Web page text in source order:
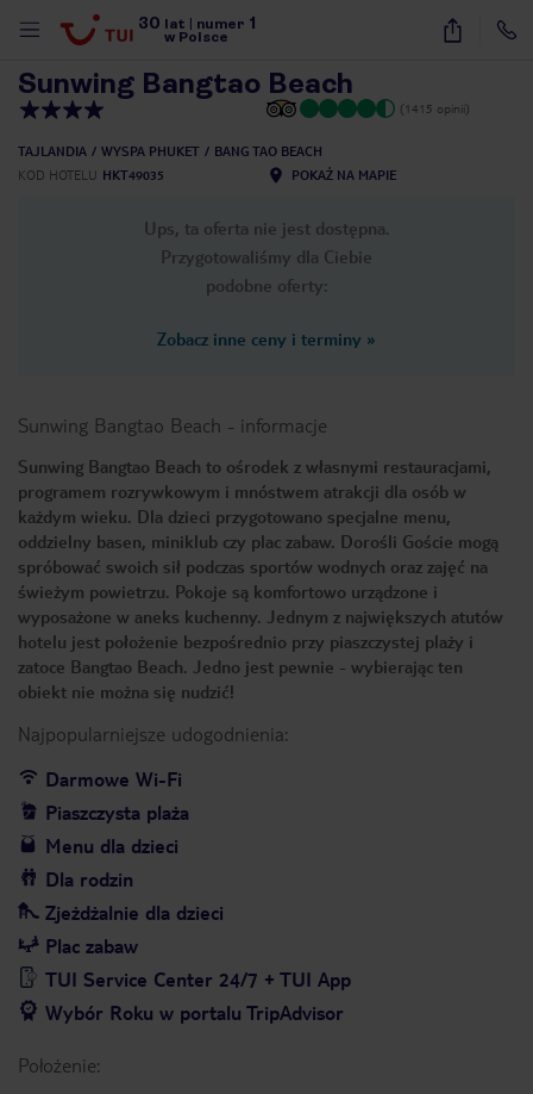
30 lat numer 1
w Polsce
43
Sunwing Bangtao Beach
(1415 opinii)
TAJLANDIA WYSPA PHUKET
BANG TAO BEACH
KOD HOTELU HKT49035 POKAŻ NA MAPIE
Ups, ta oferta nie jest dostępna.
Przygotowaliśmy dla Ciebie
podobne oferty:
Zobacz inne ceny i terminy »
Sunwing Bangtao Beach - informacje
Sunwing Bangtao Beach to ośrodek z własnymi restauracjami,
programem rozrywkowym i mnóstwem atrakcji dla osób w
każdym wieku. Dla dzieci przygotowano specjalne menu,
oddzielny basen, miniklub czy plac zabaw. Dorośli Goście mogą
spróbować swoich sił podczas sportów wodnych oraz zajęć na
świeżym powietrzu. Pokoje są komfortowo urządzone i
wyposażone w aneks kuchenny. Jednym z największych atutów
hotelu jest położenie bezpośrednio przy piaszczystej plaży i
zatoce Bangtao Beach. Jedno jest pewnie - wybierając ten
obiekt nie można się nudzić!
Najpopularniejsze udogodnienia:
Darmowe Wi-Fi
Piaszczysta plaża
Menu dla dzieci
Dla rodzin
Zjeżdżalnie dla dzieci
Plac zabaw
TUI Service Center 24/7 + TUI App
Wybór Roku w portalu TripAdvisor
Położenie: